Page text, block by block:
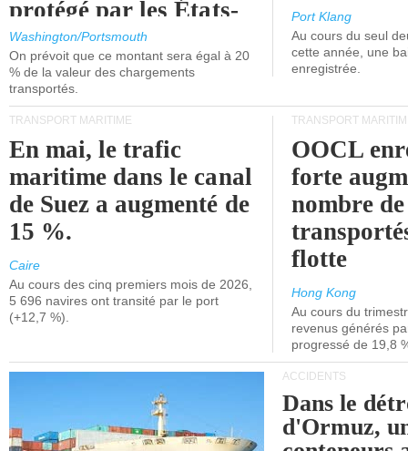
protégé par les États-
Unis.
Washington/Portsmouth
On prévoit que ce montant sera égal à 20
% de la valeur des chargements
transportés.
Port Klang
Au cours du seul
cette année, une
enregistrée.
TRANSPORT MARITIME
En mai, le trafic
maritime dans le canal
de Suez a augmenté de
15 %.
Caire
Au cours des cinq premiers mois de 2026,
5 696 navires ont transité par le port
(+12,7 %).
TRANSPORT
OOCL
forte
nombre
flotte
Hong Kong
Au cours du
revenus générés
progressé de 19,8
ACCIDENTS
Dans le
d'Ormuz,